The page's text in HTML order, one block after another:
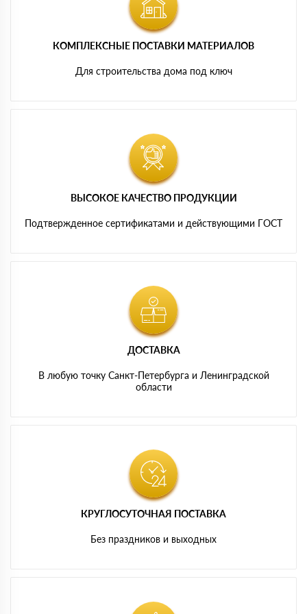
КОМПЛЕКСНЫЕ ПОСТАВКИ МАТЕРИАЛОВ
Для строительства дома под ключ
ВЫСОКОЕ КАЧЕСТВО ПРОДУКЦИИ
Подтвержденное сертификатами и действующими ГОСТ
ДОСТАВКА
В любую точку Санкт-Петербурга и Ленинградской
области
КРУГЛОСУТОЧНАЯ ПОСТАВКА
Без праздников и выходных